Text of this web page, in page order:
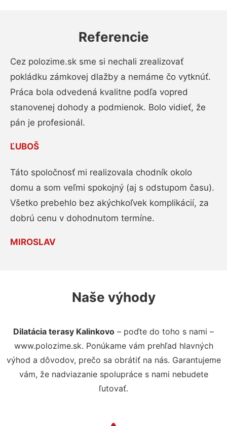
Referencie
Cez polozime.sk sme si nechali zrealizovať
pokládku zámkovej dlažby a nemáme čo vytknúť.
Práca bola odvedená kvalitne podľa vopred
stanovenej dohody a podmienok. Bolo vidieť, že
pán je profesionál.
ĽUBOŠ
Táto spoločnosť mi realizovala chodník okolo
domu a som veľmi spokojný (aj s odstupom času).
Všetko prebehlo bez akýchkoľvek komplikácií, za
dobrú cenu v dohodnutom termíne.
MIROSLAV
Naše výhody
Dilatácia terasy Kalinkovo – poďte do toho s nami –
www.polozime.sk. Ponúkame vám prehľad hlavných
výhod a dôvodov, prečo sa obrátiť na nás. Garantujeme
vám, že nadviazanie spolupráce s nami nebudete
ľutovať.